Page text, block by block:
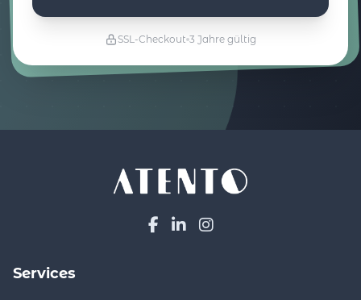
SSL-Checkout 3 Jahre gültig
Services